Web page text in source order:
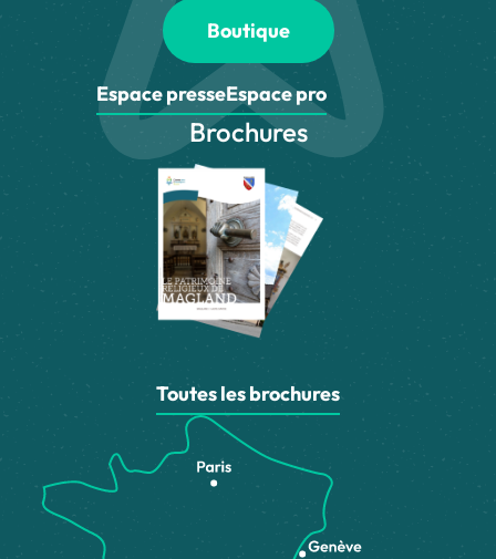
Boutique
Espace presseEspace pro
Brochures
Toutes les brochures